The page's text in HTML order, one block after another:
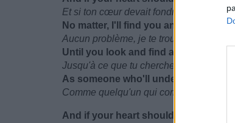
Et si ton cœur devait fondre
No matter, I'll find you anyway
Aucun problème, je te trouverai de toute
Until you look and find a love who
Jusqu'à ce que tu cherches et trouves
As someone who'll understand your
Comme quelqu'un qui comprendra tes
And if your heart should melt away